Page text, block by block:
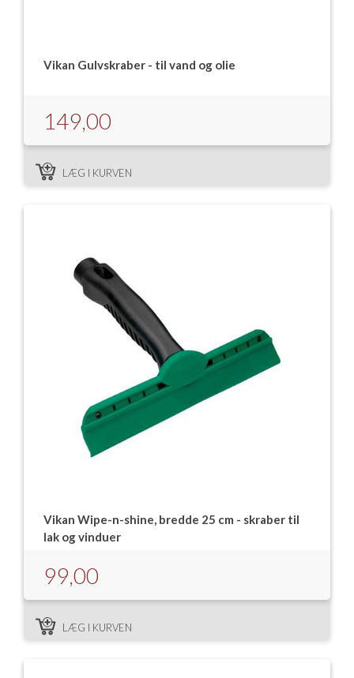
Vikan Gulvskraber - til vand og olie
149,00
LÆG I KURVEN
Vikan Wipe-n-shine, bredde 25 cm - skraber til
lak og vinduer
99,00
LÆG I KURVEN